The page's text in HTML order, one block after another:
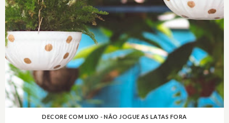
DECORE COM LIXO - NÃO JOGUE AS LATAS FORA